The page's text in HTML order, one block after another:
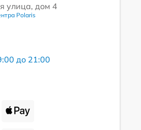
улица, дом 4
Polaris
до 21:00